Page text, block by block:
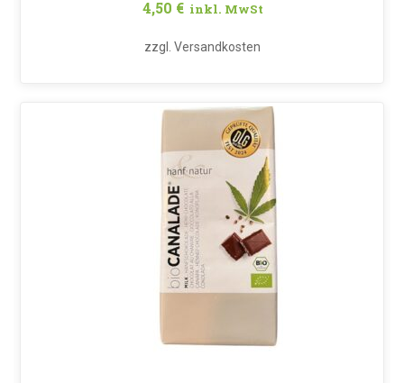
zzgl. Versandkosten
4,50 € inkl. MwSt